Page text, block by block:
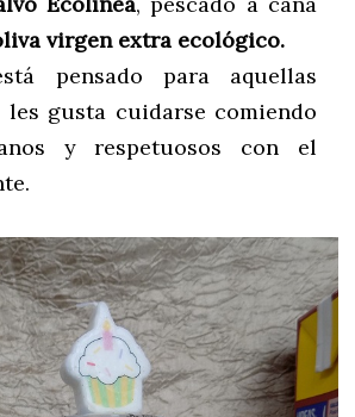
virgen extra ecológico.
pensado para aquellas
les gusta cuidarse comiendo
y respetuosos con el